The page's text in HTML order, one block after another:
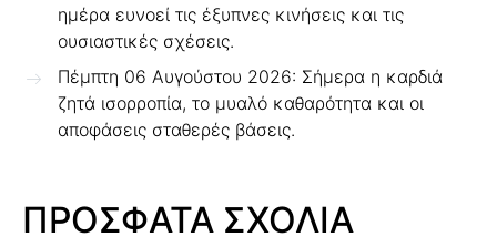
ημέρα ευνοεί τις έξυπνες κινήσεις και τις
ουσιαστικές σχέσεις.
Πέμπτη 06 Αυγούστου 2026: Σήμερα η καρδιά
ζητά ισορροπία, το μυαλό καθαρότητα και οι
αποφάσεις σταθερές βάσεις.
ΠΡΟΣΦΑΤΑ ΣΧΟΛΙΑ